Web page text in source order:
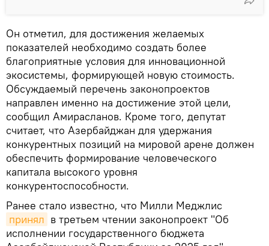
Он отметил, для достижения желаемых
показателей необходимо создать более
благоприятные условия для инновационной
экосистемы, формирующей новую стоимость.
Обсуждаемый перечень законопроектов
направлен именно на достижение этой цели,
сообщил Амирасланов. Кроме того, депутат
считает, что Азербайджан для удержания
конкурентных позиций на мировой арене должен
обеспечить формирование человеческого
капитала высокого уровня
конкурентоспособности.
Ранее стало известно, что Милли Меджлис
принял в третьем чтении законопроект "Об
исполнении государственного бюджета